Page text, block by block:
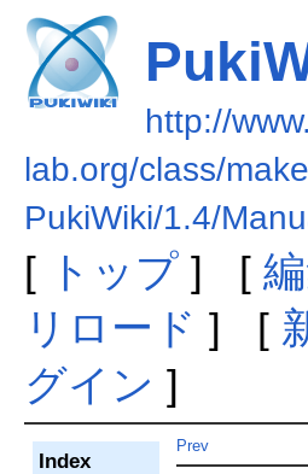
http://
lab.org/class/
PukiWiki/1.4/
[ トップ] [
リロード ] [
グイン ]
Index
Prev